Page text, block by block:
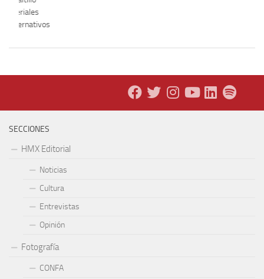
materiales
alternativos
SECCIONES
HMX Editorial
Noticias
Cultura
Entrevistas
Opinión
Fotografía
CONFA